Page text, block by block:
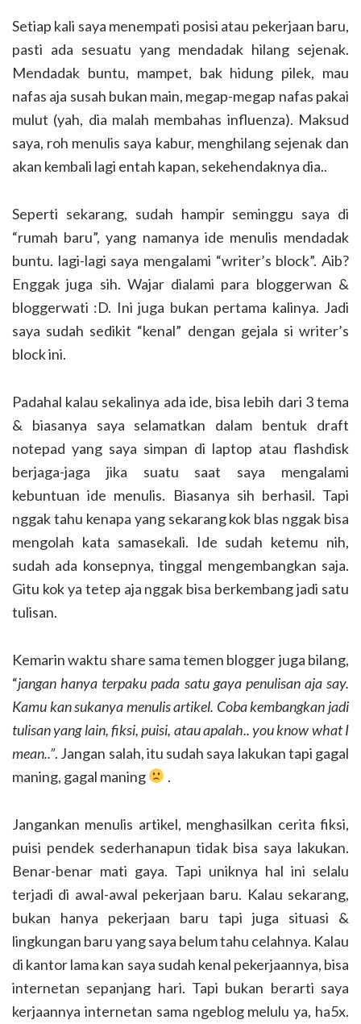
Setiap kali saya menempati posisi atau pekerjaan baru,
pasti ada sesuatu yang mendadak hilang sejenak.
Mendadak buntu, mampet, bak hidung pilek, mau
nafas aja susah bukan main, megap-megap nafas pakai
mulut (yah, dia malah membahas influenza). Maksud
saya, roh menulis saya kabur, menghilang sejenak dan
akan kembali lagi entah kapan, sekehendaknya dia..
Seperti sekarang, sudah hampir seminggu saya di
“rumah baru”, yang namanya ide menulis mendadak
buntu. lagi-lagi saya mengalami “writer’s block”. Aib?
Enggak juga sih. Wajar dialami para bloggerwan &
bloggerwati :D. Ini juga bukan pertama kalinya. Jadi
saya sudah sedikit “kenal” dengan gejala si writer’s
block ini.
Padahal kalau sekalinya ada ide, bisa lebih dari 3 tema
& biasanya saya selamatkan dalam bentuk draft
notepad yang saya simpan di laptop atau flashdisk
berjaga-jaga jika suatu saat saya mengalami
kebuntuan ide menulis. Biasanya sih berhasil. Tapi
nggak tahu kenapa yang sekarang kok blas nggak bisa
mengolah kata samasekali. Ide sudah ketemu nih,
sudah ada konsepnya, tinggal mengembangkan saja.
Gitu kok ya tetep aja nggak bisa berkembang jadi satu
tulisan.
Kemarin waktu share sama temen blogger juga bilang,
“jangan hanya terpaku pada satu gaya penulisan aja say.
Kamu kan sukanya menulis artikel. Coba kembangkan jadi
tulisan yang lain, fiksi, puisi, atau apalah.. you know what I
mean..”. Jangan salah, itu sudah saya lakukan tapi gagal
maning, gagal maning
.
Jangankan menulis artikel, menghasilkan cerita fiksi,
puisi pendek sederhanapun tidak bisa saya lakukan.
Benar-benar mati gaya. Tapi uniknya hal ini selalu
terjadi di awal-awal pekerjaan baru. Kalau sekarang,
bukan hanya pekerjaan baru tapi juga situasi &
lingkungan baru yang saya belum tahu celahnya. Kalau
di kantor lama kan saya sudah kenal pekerjaannya, bisa
internetan sepanjang hari. Tapi bukan berarti saya
kerjaannya internetan sama ngeblog melulu ya, ha5x.